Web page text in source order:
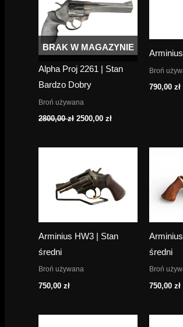
BRAK W MAGAZYNIE
Alpha Proj 2261 | Stan
Bardzo Dobry
Broń używana
2800,00zł Pierwotna
2500,00zł
Broń
790,00 zł
Arminius HW3 | Stan
średni
Broń używana
750,00zł
średni
Broń
750,00 zł